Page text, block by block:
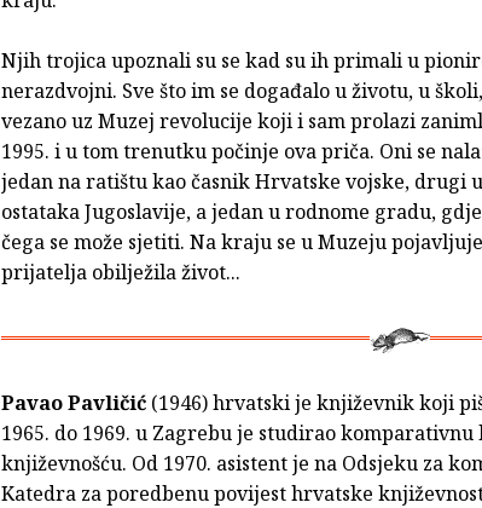
Njih trojica upoznali su se kad su ih primali u
nerazdvojni. Sve što im se događalo u životu, u
vezano uz Muzej revolucije koji i sam prolazi
1995. i u tom trenutku počinje ova priča. Oni se
jedan na ratištu kao časnik Hrvatske vojske, drugi
ostataka Jugoslavije, a jedan u rodnome gradu,
čega se može sjetiti. Na kraju se u Muzeju
prijatelja obilježila život...
Pavao Pavličić (1946) hrvatski je književnik koji
1965. do 1969. u Zagrebu je studirao
književnošću. Od 1970. asistent je na Odsjeku za
Katedra za poredbenu povijest hrvatske